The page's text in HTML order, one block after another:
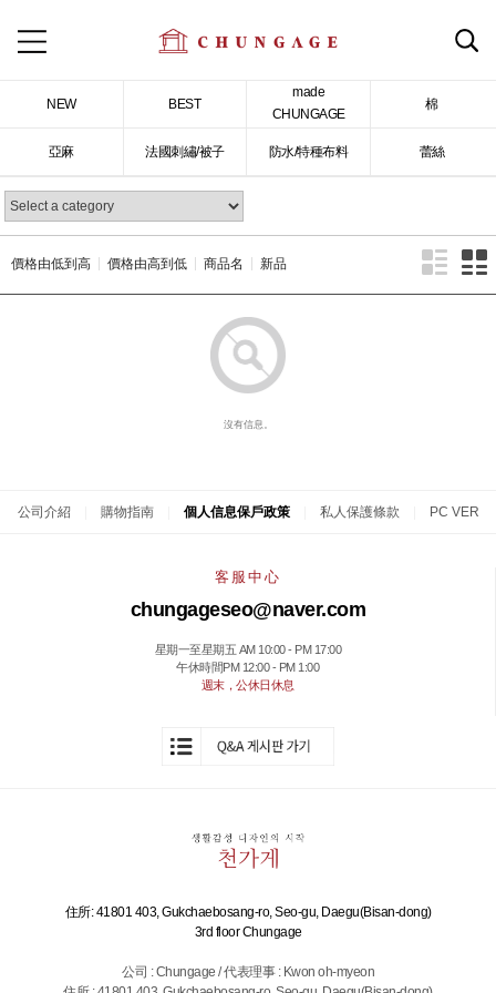
NEW BEST
made
CHUNGAGE
棉
亞麻 法國刺繡/被子 防水/特種布料 蕾絲
價格由低到高 價格由高到低 商品名 新品
沒有信息。
公司介紹 購物指南 個人信息保戶政策 私人保護條款 PC VER
客服中心
chungageseo@naver.com
星期一至星期五 AM 10:00 - PM 17:00
午休時間PM 12:00 - PM 1:00
週末，公休日休息
住所: 41801 403, Gukchaebosang-ro, Seo-gu, Daegu(Bisan-dong)
3rd floor Chungage
公司 : Chungage / 代表理事 : Kwon oh-myeon